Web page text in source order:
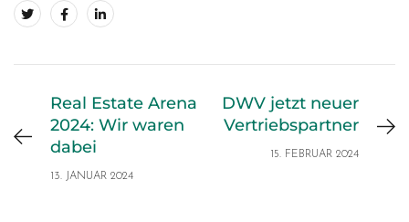
Real Estate Arena
2024: Wir waren
dabei
13. JANUAR 2024
DWV jetzt neuer
Vertriebspartner
15. FEBRUAR 2024